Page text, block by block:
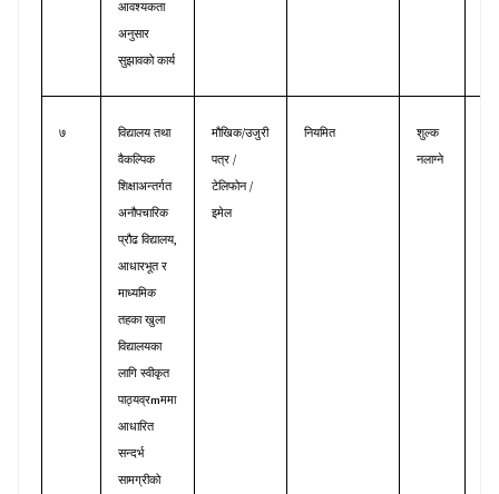
आवश्यकता
अनुसार
सुझावको कार्य
७ विद्यालय तथा
वैकल्पिक
शिक्षाअन्तर्गत
अनौपचारिक
प्रौढ विद्यालय,
आधारभूत र
माध्यमिक
तहका खुला
विद्यालयका
लागि स्वीकृत
पाठ्यव्रmममा
आधारित
सन्दर्भ
सामग्रीको
मौखिक/उजुरी
पत्र /
टेलिफोन/
इमेल
नियमित शुल्क
नलाग्ने